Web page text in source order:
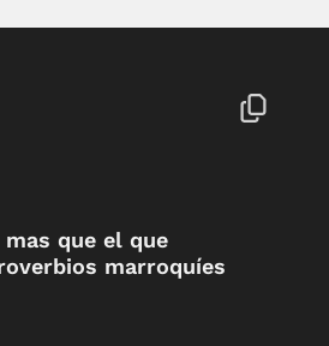
que el que
marroquíes